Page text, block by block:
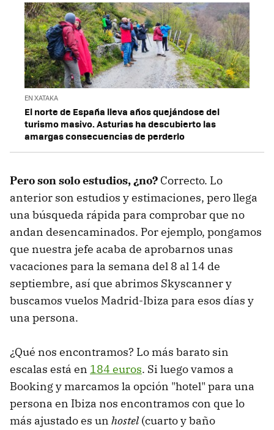
EN XATAKA
El norte de España lleva años quejándose del
turismo masivo. Asturias ha descubierto las
amargas consecuencias de perderlo
Pero son solo estudios, ¿no? Correcto. Lo
anterior son estudios y estimaciones, pero llega
una búsqueda rápida para comprobar que no
andan desencaminados. Por ejemplo, pongamos
que nuestra jefe acaba de aprobarnos unas
vacaciones para la semana del 8 al 14 de
septiembre, así que abrimos Skyscanner y
buscamos vuelos Madrid-Ibiza para esos días y
una persona.
¿Qué nos encontramos? Lo más barato sin
escalas está en 184 euros. Si luego vamos a
Booking y marcamos la opción "hotel" para una
persona en Ibiza nos encontramos con que lo
más ajustado es un hostel(cuarto y baño